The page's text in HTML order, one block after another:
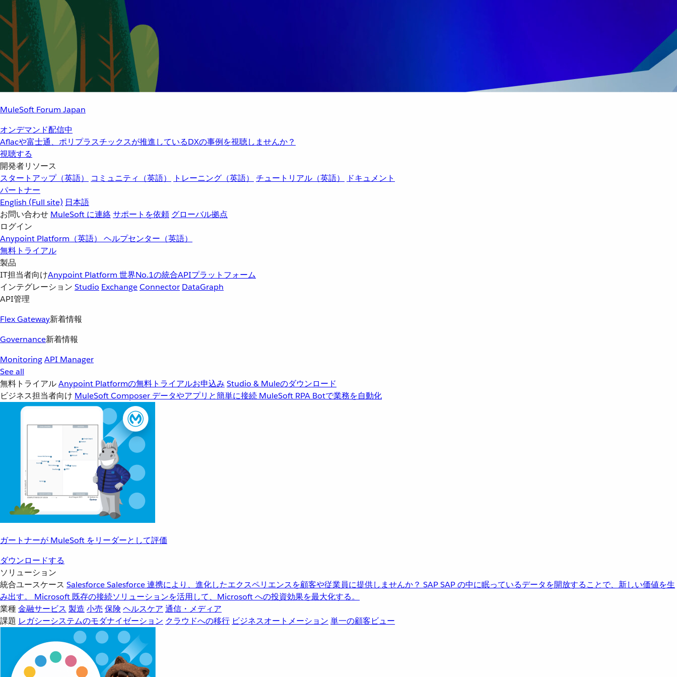
MuleSoft Forum Japan
オンデマンド配信中
Aflacや富士通、ポリプラスチックスが推進しているDXの事例を視聴しませんか？
視聴する
開発者リソース
スタートアップ（英語）
コミュニティ（英語） トレーニング（英語） チュートリアル（英語）
ドキュメント
パートナー
English (Full site) 日本語
お問い合わせ MuleSoft に連絡サポートを依頼 グローバル拠点
ログイン
Anypoint Platform（英語） ヘルプセンター（英語）
無料トライアル
製品
IT担当者向けAnypoint Platform 世界No.1の統合APIプラットフォーム
インテグレーション Studio ExchangeConnector DataGraph
API管理
Flex Gateway新着情報
Governance新着情報
MonitoringAPI Manager
See all
無料トライアルAnypoint Platformの無料トライアルお申込み Studio & Muleのダウンロード
ビジネス担当者向け MuleSoft Composer データやアプリと簡単に接続 MuleSoft RPA Botで業務を自動化
ガートナーが MuleSoft をリーダーとして評価
ダウンロードする
ソリューション
統合ユースケース SalesforceSalesforce 連携により、進化したエクスペリエンスを顧客や従業員に提供しませんか？ SAPSAP の中に眠っているデータを開放することで、新しい価値を生
み出す。
Microsoft 既存の接続ソリューションを活用して、Microsoft への投資効果を最大化する。
業種金融サービス 製造 小売 保険 ヘルスケア 通信・メディア
課題 レガシーシステムのモダナイゼーション クラウドへの移行 ビジネスオートメーション 単一の顧客ビュー